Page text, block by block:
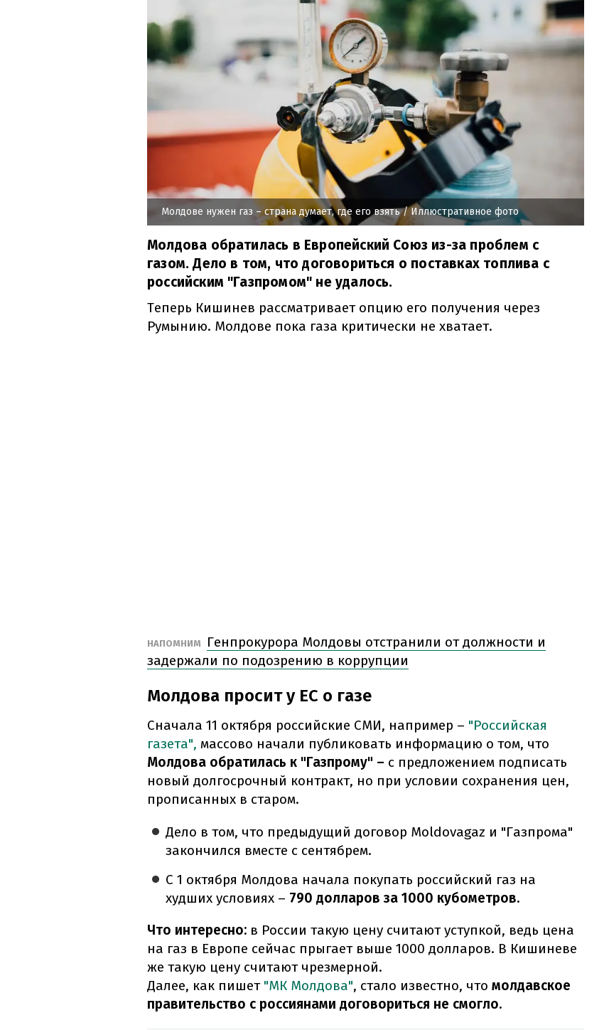
Молдове нужен газ – страна думает, где его взять/ Иллюстративное фото
Молдова обратилась в Европейский Союз из-за проблем с
газом. Дело в том, что договориться о поставках топлива с
российским "Газпромом" не удалось.
Теперь Кишинев рассматривает опцию его получения через
Румынию. Молдове пока газа критически не хватает.
НАПОМНИМ
Генпрокурора Молдовы отстранили от должности и
задержали по подозрению в коррупции
Молдова просит у ЕС о газе
Сначала 11 октября российские СМИ, например – "Российская
газета", массово начали публиковать информацию о том, что
Молдова обратилась к "Газпрому" – с предложением подписать
новый долгосрочный контракт, но при условии сохранения цен,
прописанных в старом.
Дело в том, что предыдущий договор Moldovagaz и "Газпрома"
закончился вместе с сентябрем.
С 1 октября Молдова начала покупать российский газ на
худших условиях – 790 долларов за 1000 кубометров.
Что интересно: в России такую цену считают уступкой, ведь цена
на газ в Европе сейчас прыгает выше 1000 долларов. В Кишиневе
же такую цену считают чрезмерной.
Далее, как пишет "МК Молдова", стало известно, что молдавское
правительство с россиянами договориться не смогло.